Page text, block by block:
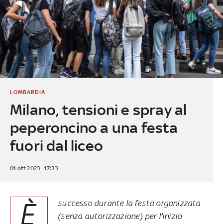
Milano, tensioni e spray al
peperoncino a una festa
fuori dal liceo
LOMBARDIA
01 ott 2023 - 17:33
È
successo durante la festa organizzata
(senza autorizzazione) per l'inizio